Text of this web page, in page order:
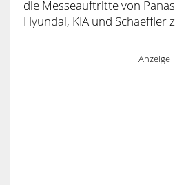
die Messeauftritte von
Hyundai, KIA und Schaeffler
Anzeige